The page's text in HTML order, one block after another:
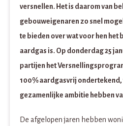
versnellen. Het is daarom van
gebouweigenaren zo snel
te bieden over wat voor hen
aardgas is. Op donderdag 25
partijen het
100% aardgasvrij ondertekend,
gezamenlijke ambitie hebben
De afgelopen jaren hebben